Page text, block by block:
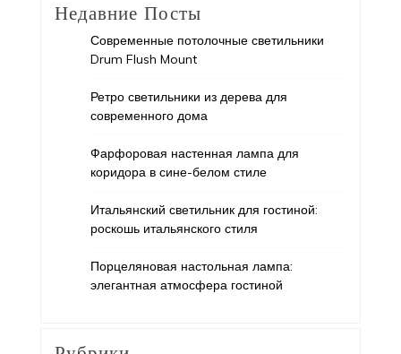
Недавние Посты
Современные потолочные светильники
Drum Flush Mount
Ретро светильники из дерева для
современного дома
Фарфоровая настенная лампа для
коридора в сине-белом стиле
Итальянский светильник для гостиной:
роскошь итальянского стиля
Порцеляновая настольная лампа:
элегантная атмосфера гостиной